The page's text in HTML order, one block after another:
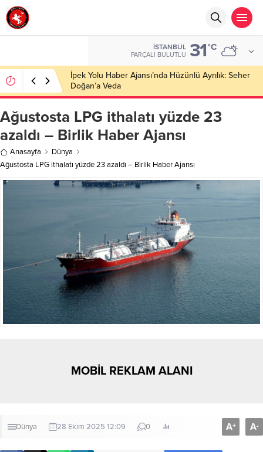
İSTANBUL
PARÇALI BULUTLU 31°C
Başkan Nihat Öztürk, Şanahan’da Hacı Eryaman’a
Misafir Oldu
Ağustosta LPG ithalatı yüzde 23
azaldı – Birlik Haber Ajansı
Anasayfa
Dünya
Ağustosta LPG ithalatı yüzde 23 azaldı – Birlik Haber Ajansı
MOBİL REKLAM ALANI
Dünya 28 Ekim 2025 12:09 0 A+ A-